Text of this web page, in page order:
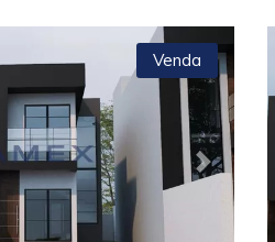
Next
Venda